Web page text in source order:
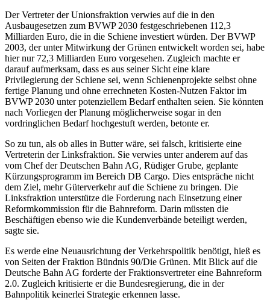
Der Vertreter der Unionsfraktion verwies auf die in den
Ausbaugesetzen zum BVWP 2030 festgeschriebenen 112,3
Milliarden Euro, die in die Schiene investiert würden. Der BVWP
2003, der unter Mitwirkung der Grünen entwickelt worden sei, habe
hier nur 72,3 Milliarden Euro vorgesehen. Zugleich machte er
darauf aufmerksam, dass es aus seiner Sicht eine klare
Privilegierung der Schiene sei, wenn Schienenprojekte selbst ohne
fertige Planung und ohne errechneten Kosten-Nutzen Faktor im
BVWP 2030 unter potenziellem Bedarf enthalten seien. Sie könnten
nach Vorliegen der Planung möglicherweise sogar in den
vordringlichen Bedarf hochgestuft werden, betonte er.
So zu tun, als ob alles in Butter wäre, sei falsch, kritisierte eine
Vertreterin der Linksfraktion. Sie verwies unter anderem auf das
vom Chef der Deutschen Bahn AG, Rüdiger Grube, geplante
Kürzungsprogramm im Bereich DB Cargo. Dies entspräche nicht
dem Ziel, mehr Güterverkehr auf die Schiene zu bringen. Die
Linksfraktion unterstütze die Forderung nach Einsetzung einer
Reformkommission für die Bahnreform. Darin müssten die
Beschäftigen ebenso wie die Kundenverbände beteiligt werden,
sagte sie.
Es werde eine Neuausrichtung der Verkehrspolitik benötigt, hieß es
von Seiten der Fraktion Bündnis 90/Die Grünen. Mit Blick auf die
Deutsche Bahn AG forderte der Fraktionsvertreter eine Bahnreform
2.0. Zugleich kritisierte er die Bundesregierung, die in der
Bahnpolitik keinerlei Strategie erkennen lasse.